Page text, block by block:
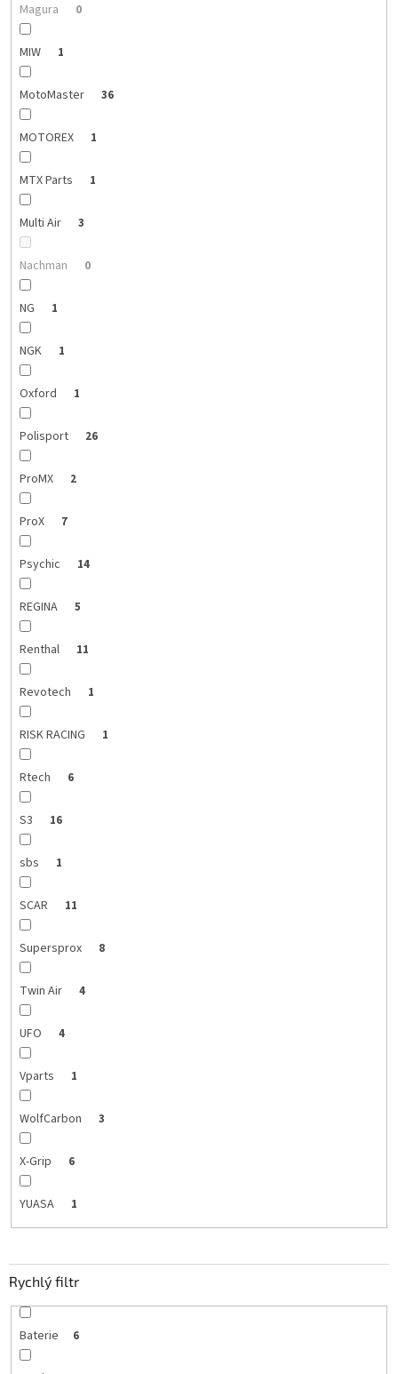
Magura 0
MIW 1
MotoMaster 36
MOTOREX 1
MTX Parts 1
Multi Air 3
Nachman 0
NG 1
NGK 1
Oxford 1
Polisport 26
ProMX 2
ProX 7
Psychic 14
REGINA 5
Renthal 11
Revotech 1
RISK RACING 1
Rtech 6
S3 16
sbs 1
SCAR 11
Supersprox 8
Twin Air 4
UFO 4
Vparts 1
WolfCarbon 3
X-Grip 6
YUASA 1
Rychlý filtr
Baterie 6